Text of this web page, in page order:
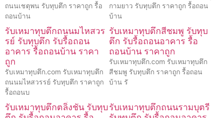
ถนนเชตุพน รับทุบตึก ราคาถูก รื้อ
ถอนบ้าน
กามยาว รับทุบตึก ราคาถูก รื้อถอน
บ้าน
รับเหมาทุบตึกถนนมไหสวร
รย์ รับทุบตึก รับรื้อถอน
อาคาร รื้อถอนบ้าน ราคา
ถูก
รับเหมาทุบตึก.com รับเหมาทุบตึก
ถนนมไหสวรรย์ รับทุบตึก ราคาถูก
รื้อถอนบ
รับเหมาทุบตึกสีชมพู รับทุบ
ตึก รับรื้อถอนอาคาร รื้อ
ถอนบ้าน ราคาถูก
รับเหมาทุบตึก.com รับเหมาทุบตึก
สีชมพู รับทุบตึก ราคาถูก รื้อถอน
บ้าน รั
รับเหมาทุบตึกตลิ่งชัน รับทุบรับเหมาทุบตึกถนนรามบุตรี